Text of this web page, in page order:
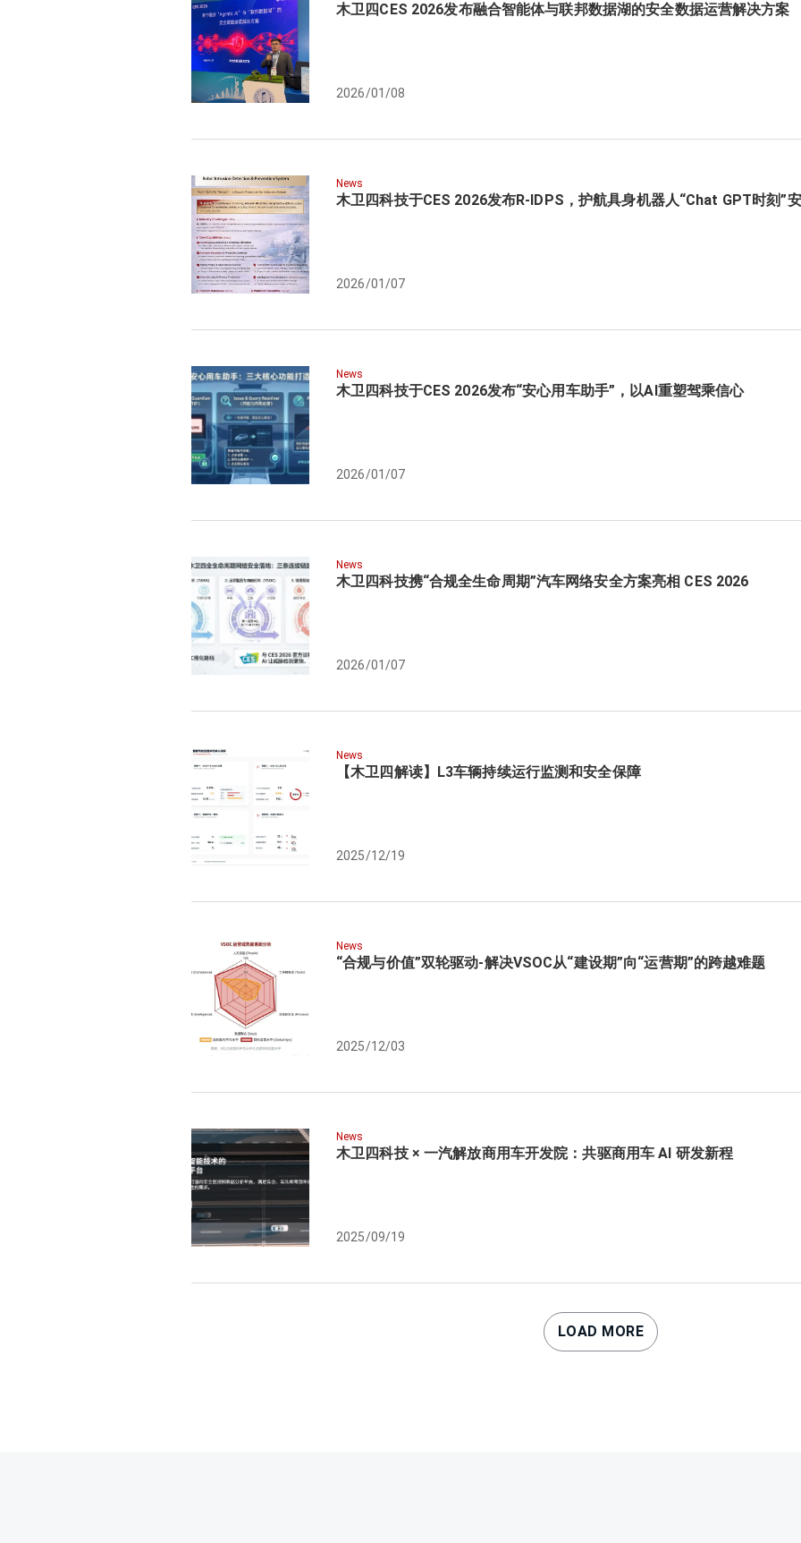
木卫四CES 2026发布融合智能体与联邦数据湖的安全数据运营解决方案
2026/01/08
News
木卫四科技于CES 2026发布R-IDPS，护航具身机器人“Chat GPT时刻”
2026/01/07
News
木卫四科技于CES 2026发布“安心用车助手”，以AI重塑驾乘信心
2026/01/07
News
木卫四科技携“合规全生命周期”汽车网络安全方案亮相 CES 2026
2026/01/07
News
【木卫四解读】L3车辆持续运行监测和安全保障
2025/12/19
News
“合规与价值”双轮驱动-解决VSOC从“建设期”向“运营期”的跨越难题
2025/12/03
News
木卫四科技 × 一汽解放商用车开发院：共驱商用车 AI 研发新程
2025/09/19
LOAD MORE